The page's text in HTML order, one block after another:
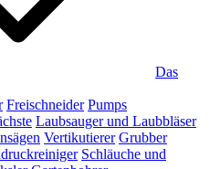
Das
Freischneider Pumps
Laubsauger und Laubbläser
Vertikutierer Grubber
Schläuche und